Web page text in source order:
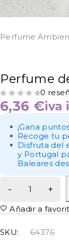
Perfume
Perfume
0
6,36 €iva
¡Gana
Recoge tu
Disfruta del
y Portugal
Baleares
Añadir a
SKU:
64376